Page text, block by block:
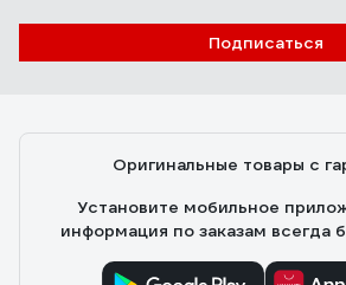
Подписаться
Оригинальные товары с
Установите мобильное
информация по заказам всегда